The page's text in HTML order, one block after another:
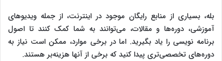
بله، بسیاری از منابع رایگان موجود در اینترنت، از جمله ویدیوهای
آموزشی، دوره‌ها و مقالات، می‌توانند به شما کمک کنند تا اصول
برنامه‌ نویسی را یاد بگیرید. اما در برخی موارد، ممکن است نیاز به
دوره‌های تخصصی‌تری پیدا کنید که برخی از آنها هزینه‌بر هستند.